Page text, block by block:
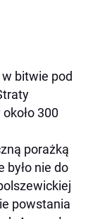
bitwie pod
300
porażką
było nie do
powstania